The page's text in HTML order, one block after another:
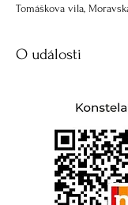
Tomáškova vila,
O události